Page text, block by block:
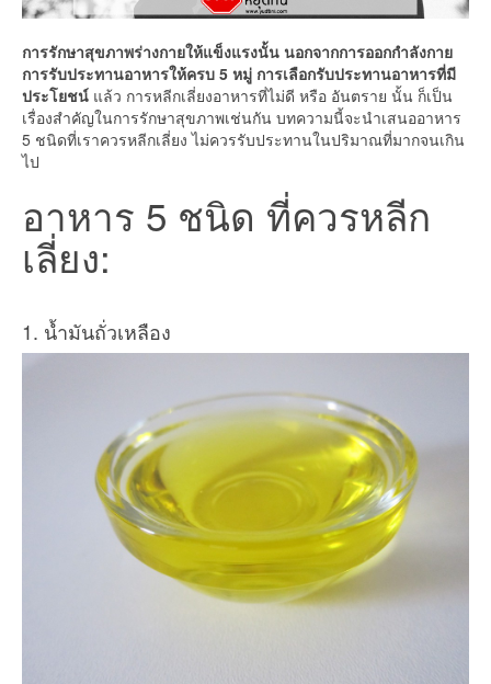
การรักษาสุขภาพร่างกายให้แข็งแรงนั้น นอกจากการออกกำลังกาย
การรับประทานอาหารให้ครบ 5 หมู่ การเลือกรับประทานอาหารที่มี
ประโยชน์ แล้ว การหลีกเลี่ยงอาหารที่ไม่ดี หรือ อันตราย นั้น ก็เป็น
เรื่องสำคัญในการรักษาสุขภาพเช่นกัน บทความนี้จะนำเสนออาหาร
5 ชนิดที่เราควรหลีกเลี่ยง ไม่ควรรับประทานในปริมาณที่มากจนเกิน
ไป
อาหาร 5 ชนิด ที่ควรหลีก
เลี่ยง:
1. น้ำมันถั่วเหลือง